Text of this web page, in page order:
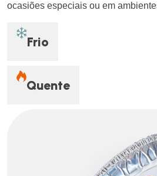
ocasiões especiais ou em
Frio
Quente